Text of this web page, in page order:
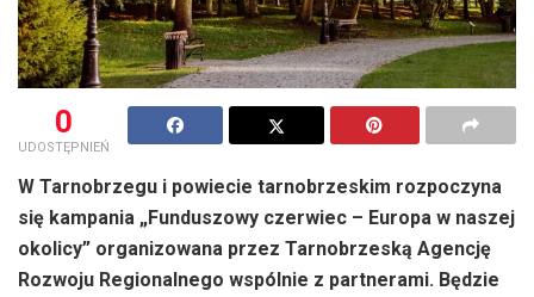
0
UDOSTĘPNIEŃ
W Tarnobrzegu i powiecie tarnobrzeskim rozpoczyna
się kampania „Funduszowy czerwiec – Europa w naszej
okolicy” organizowana przez Tarnobrzeską Agencję
Rozwoju Regionalnego wspólnie z partnerami. Będzie